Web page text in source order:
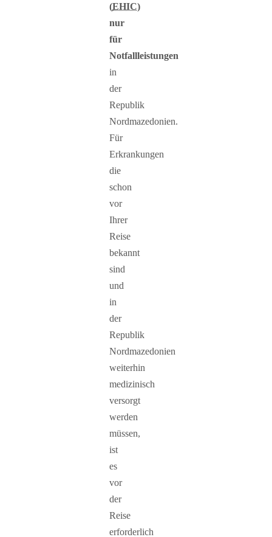
(EHIC)
nur
für
Notfallleistungen
in
der
Republik
Nordmazedonien.
Für
Erkrankungen
die
schon
vor
Ihrer
Reise
bekannt
sind
und
in
der
Republik
Nordmazedonien
weiterhin
medizinisch
versorgt
werden
müssen,
ist
es
vor
der
Reise
erforderlich